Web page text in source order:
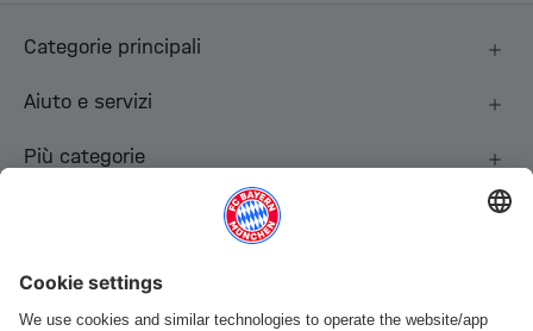
Categorie principali
Aiuto e servizi
Più categorie